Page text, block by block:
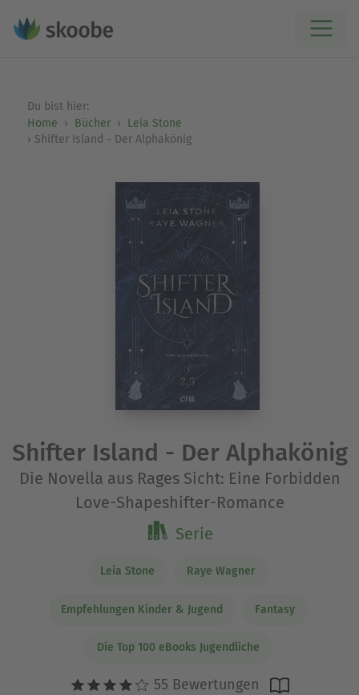
Du bist hier:
Home
Bücher
Leia Stone
Shifter Island - Der Alphakönig
Shifter Island - Der Alphakönig
Die Novella aus Rages Sicht: Eine Forbidden
Love-Shapeshifter-Romance
Serie
Leia Stone Raye Wagner
Empfehlungen Kinder & Jugend Fantasy
Die Top 100 eBooks Jugendliche
55 Bewertungen